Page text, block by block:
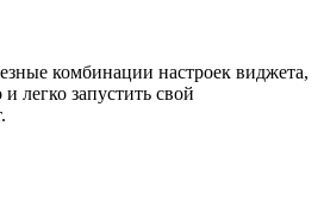
комбинации настроек виджета,
легко запустить свой